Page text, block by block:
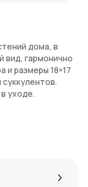
дома, в
вид, гармонично
и размеры 18×17
уходе.